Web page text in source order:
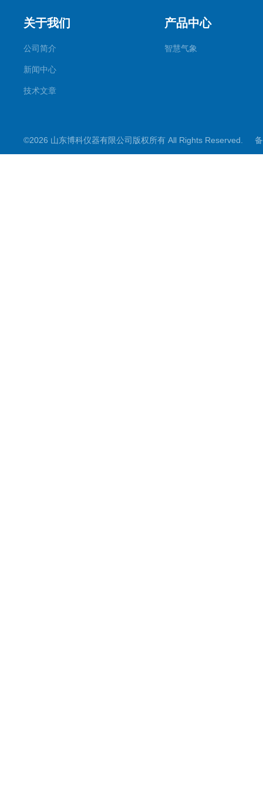
关于我们
公司简介
新闻中心
技术文章
产品中心
智慧气象
©2026 山东博科仪器有限公司版权所有 All Rights Reserved.